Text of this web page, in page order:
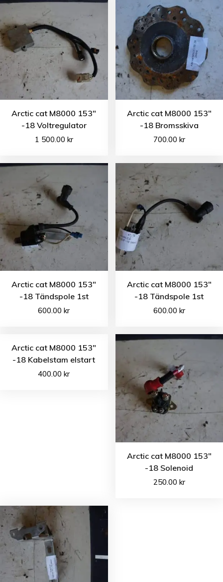
Arctic cat M8000 153″
-18 Voltregulator
1 500.00 kr
Arctic cat M8000 153″
-18 Bromsskiva
700.00 kr
Arctic cat M8000 153″
-18 Tändspole 1st
600.00kr
Arctic cat M8000 153″
-18 Tändspole 1st
600.00 kr
Arctic cat M8000 153″
-18 Kabelstam elstart
400.00kr
Arctic cat M8000 153″
-18 Solenoid
250.00 kr